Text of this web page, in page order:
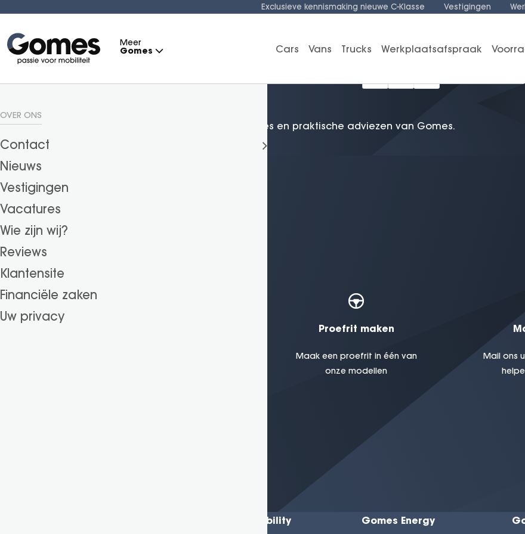
Exclusieve kennismaking nieuwe C-Klasse Vestigingen
Meer
Gomes Cars Vans Trucks Werkplaatsafspraak
OVER ONS
Contact
CONTACT
Klachten
Werkplaatsafspraak maken
Nieuws
Vestigingen
Vacatures
Wie zijn wij?
Reviews
Klantensite
Financiële zaken
Uw privacy
Blijf op de hoogte van onderhoudstips, modelupdates en praktische adviezen van Gomes.
Zo blijft u zorgeloos onderweg.
Heeft u vragen? Proefrit maken
Maak een proefrit in één van
onze modellen
Mail ons
Gomes Mobility Gomes Energy